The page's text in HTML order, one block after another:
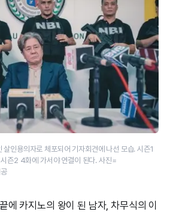
살인용의자로 체포되어 기자회견에 나선 모습. 시즌1
즌2 4화에 가서야 연결이 된다. 사진=
에 카지노의 왕이 된 남자, 차무식의 이